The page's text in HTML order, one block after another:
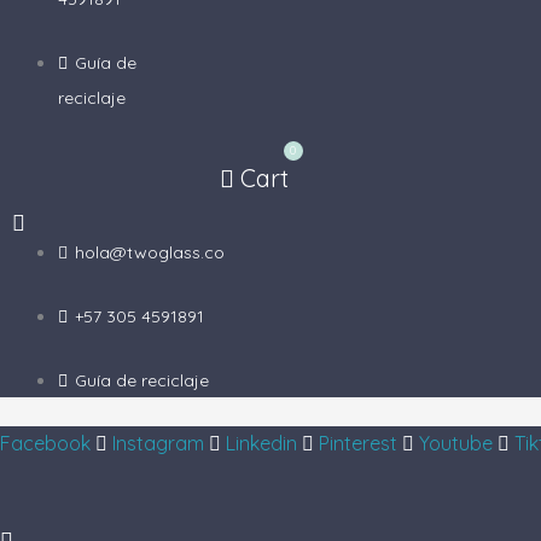
Guía de
reciclaje
0
Cart
hola@twoglass.co
+57 305 4591891
Guía de reciclaje
Facebook Instagram Linkedin Pinterest Youtube